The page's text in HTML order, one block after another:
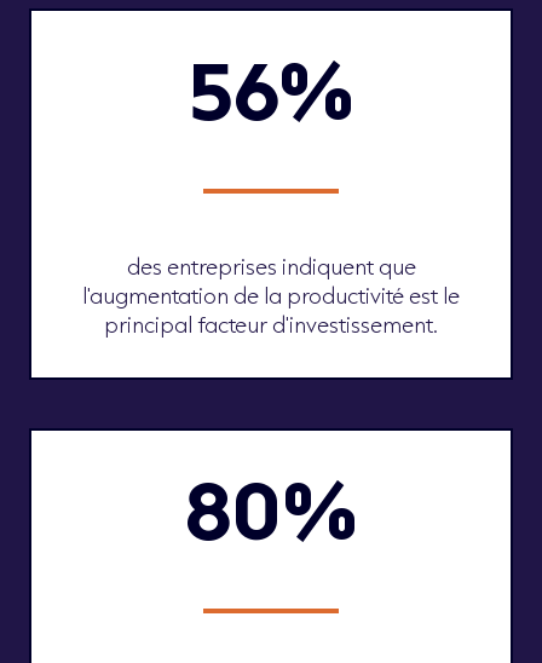
56%
des entreprises indiquent que
l'augmentation de la productivité est le
principal facteur d'investissement.
80%